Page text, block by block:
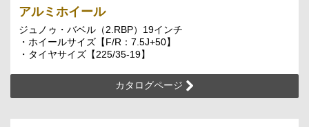
アルミホイール
ジュノゥ・バベル（2.RBP）19インチ
・ホイールサイズ【F/R：7.5J+50】
・タイヤサイズ【225/35-19】
カタログページ